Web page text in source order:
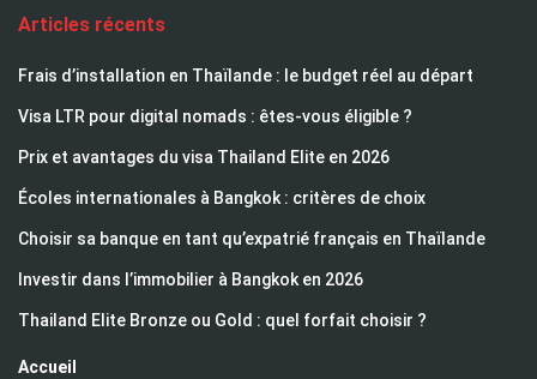
Articles récents
Frais d’installation en Thaïlande : le budget réel au départ
Visa LTR pour digital nomads : êtes-vous éligible ?
Prix et avantages du visa Thailand Elite en 2026
Écoles internationales à Bangkok : critères de choix
Choisir sa banque en tant qu’expatrié français en Thaïlande
Investir dans l’immobilier à Bangkok en 2026
Thailand Elite Bronze ou Gold : quel forfait choisir ?
Accueil